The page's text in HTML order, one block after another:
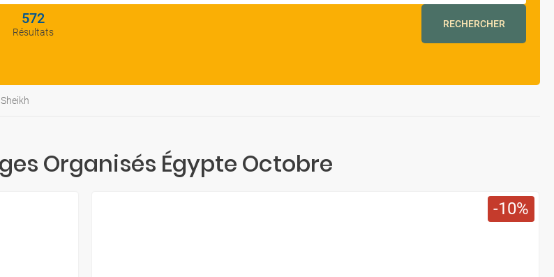
572
Résultats
RECHERCHER
Organisés Égypte Octobre
10